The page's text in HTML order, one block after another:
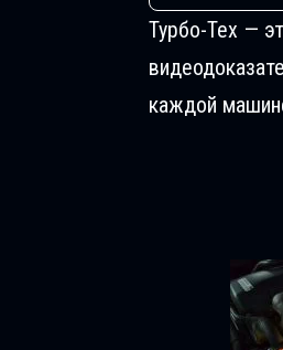
Турбо-Тех —
каждой